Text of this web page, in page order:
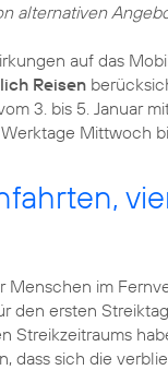
alternativen
auf das
Reisen
3. bis 5. Januar
Mittwoch
im
den ersten
Streikzeitraums
dass sich die